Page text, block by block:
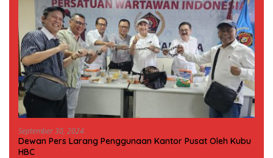
September 30, 2024
Dewan Pers Larang Penggunaan Kantor Pusat Oleh Kubu
HBC